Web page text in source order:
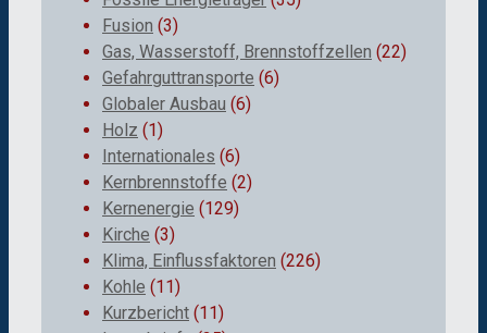
Fusion (3)
Gas, Wasserstoff, Brennstoffzellen (22)
Gefahrguttransporte (6)
Globaler Ausbau (6)
Holz (1)
Internationales (6)
Kernbrennstoffe (2)
Kernenergie (129)
Kirche (3)
Klima, Einflussfaktoren (226)
Kohle (11)
Kurzbericht (11)